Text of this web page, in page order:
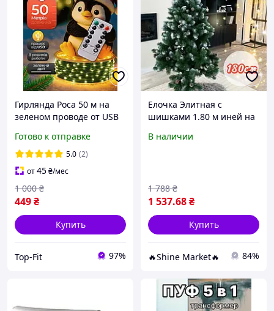
Гирлянда Роса 50 м на
зеленом проводе от USB
росы
Готово к отправке
5.0 (2)
от45₴/мес
449₴
1 000 ₴
Купить
Top-Fit 97%
Елочка Элитная с
шишками 1.80 м иней на
пышное дерево. Елка
В наличии
1 537.68₴
1 788 ₴
Купить
🔥Shine Market🔥 84%